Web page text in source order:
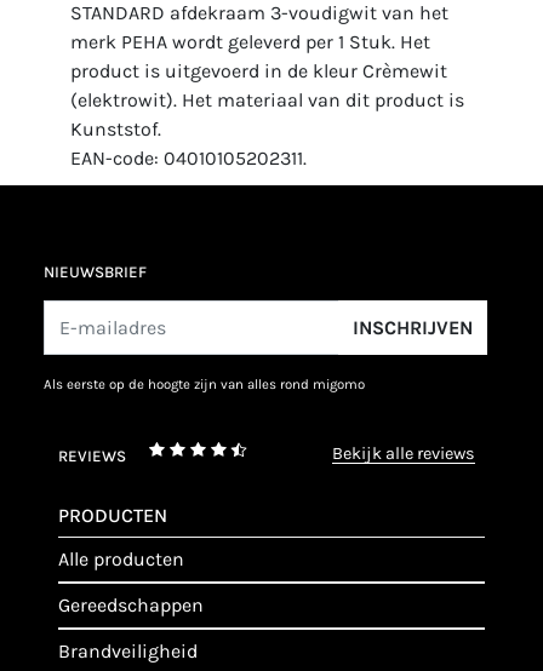
STANDARD afdekraam 3-voudigwit van het
merk PEHA wordt geleverd per 1 Stuk. Het
product is uitgevoerd in de kleur Crèmewit
(elektrowit). Het materiaal van dit product is
Kunststof.
EAN-code: 04010105202311.
NIEUWSBRIEF
INSCHRIJVEN
als eerste op de hoogte zijn van alles rond migomo
REVIEWS bekijk alle reviews
PRODUCTEN
alle producten
gereedschappen
brandveiligheid